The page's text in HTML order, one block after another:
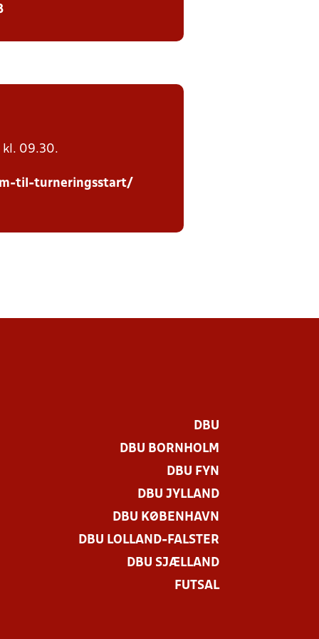
kl. 09.30.
til-turneringsstart/
DBU
DBU BORNHOLM
DBU FYN
DBU JYLLAND
DBU KØBENHAVN
DBU LOLLAND-FALSTER
DBU SJÆLLAND
FUTSAL